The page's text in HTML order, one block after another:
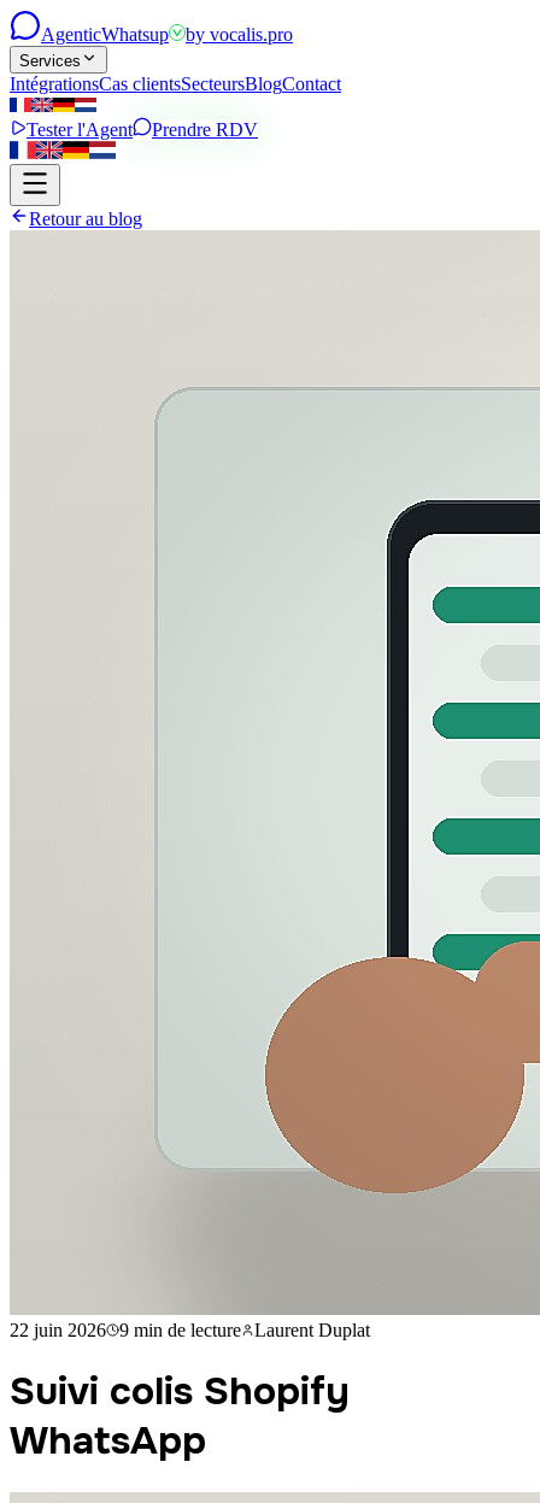
AgenticWhatsup by vocalis.pro
Services
IntégrationsCas clientsSecteursBlogContact
Tester l'Agent Prendre RDV
Retour au blog
22 juin 2026 9 min de lecture Laurent Duplat
Suivi colis Shopify
WhatsApp